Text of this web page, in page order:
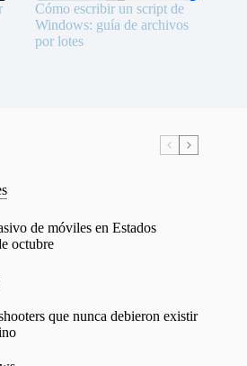
Cómo escribir un script de
Windows: guía de archivos
por lotes
de móviles en Estados
octubre
que nunca debieron existir